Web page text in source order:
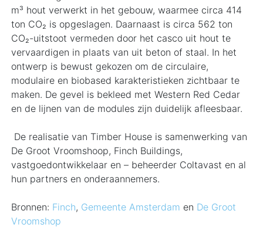
m³ hout verwerkt in het gebouw, waarmee circa 414
ton CO₂ is opgeslagen. Daarnaast is circa 562 ton
CO₂-uitstoot vermeden door het casco uit hout te
vervaardigen in plaats van uit beton of staal. In het
ontwerp is bewust gekozen om de circulaire,
modulaire en biobased karakteristieken zichtbaar te
maken. De gevel is bekleed met Western Red Cedar
en de lijnen van de modules zijn duidelijk afleesbaar.
De realisatie van Timber House is samenwerking van
De Groot Vroomshoop, Finch Buildings,
vastgoedontwikkelaar en – beheerder Coltavast en al
hun partners en onderaannemers.
Bronnen: Finch, Gemeente Amsterdam en De Groot
Vroomshop